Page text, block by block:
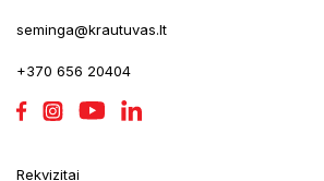
seminga@krautuvas.lt
+370 656 20404
Rekvizitai